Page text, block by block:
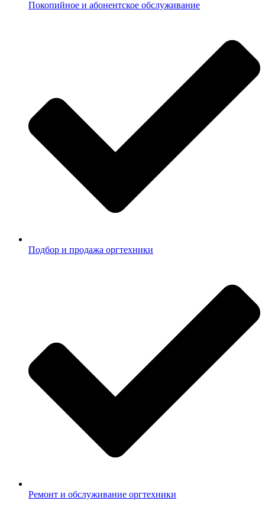
Покопийное и абонентское обслуживание
Подбор и продажа оргтехники
Ремонт и обслуживание оргтехники